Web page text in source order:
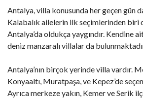
Antalya, villa konusunda her geçen gün
Kalabalık ailelerin ilk seçimlerinden biri
Antalya’da oldukça yaygındır. Kendine
deniz manzaralı villalar da
Antalya’nın birçok yerinde villa vardır.
Konyaaltı, Muratpaşa, ve Kepez’de
Ayrıca merkeze yakın, Kemer ve Serik